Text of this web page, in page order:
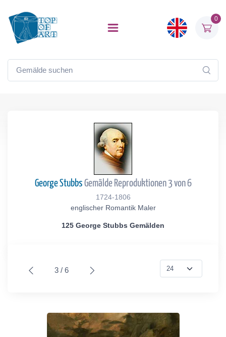
0
George Stubbs Gemälde Reproduktionen 3 von 6
1724-1806
englischer Romantik Maler
125 George Stubbs Gemälden
3 / 6